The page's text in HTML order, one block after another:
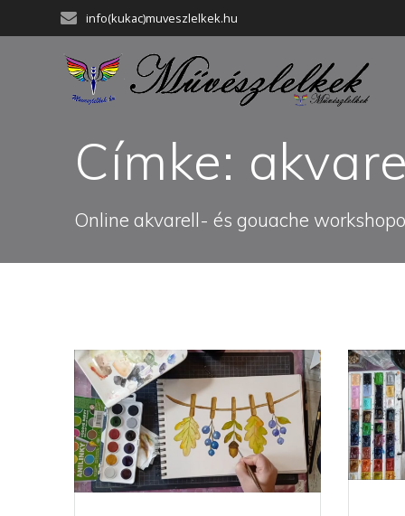
to
info(kukac)muveszlelkek.hu
Címke:
Online akvarell- és gouache